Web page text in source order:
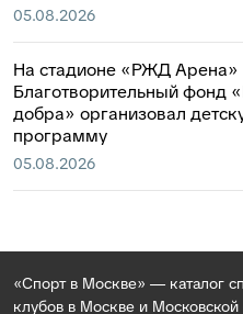
05.08.2026
На стадионе «РЖД
Благотворительный фонд
добра» организовал
программу
05.08.2026
«Спорт в Москве» — каталог
клубов в Москве и Московской